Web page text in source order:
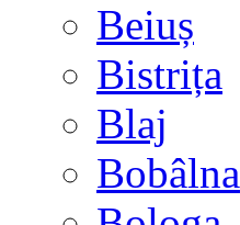
Beiuș
Bistrița
Blaj
Bobâlna